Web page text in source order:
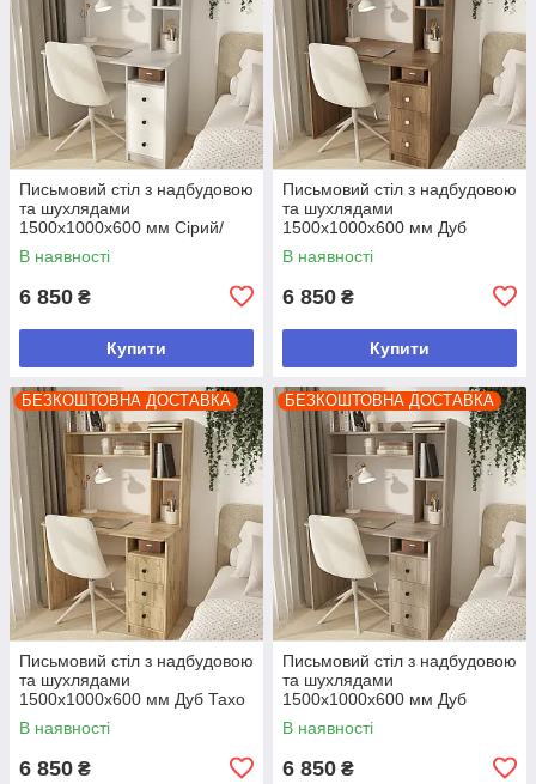
Письмовий стіл з надбудовою
та шухлядами
1500х1000х600 мм Сірий/
Білий
В наявності
6 850 ₴
Купити
Письмовий стіл з надбудовою
та шухлядами
1500х1000х600 мм Дуб
Родос
В наявності
6 850 ₴
Купити
БЕЗКОШТОВНА ДОСТАВКА
Письмовий стіл з надбудовою
та шухлядами
1500х1000х600 мм Дуб Тахо
В наявності
6 850 ₴
БЕЗКОШТОВНА ДОСТАВКА
Письмовий стіл з надбудовою
та шухлядами
1500х1000х600 мм Дуб
Сонома трюфель
В наявності
6 850 ₴